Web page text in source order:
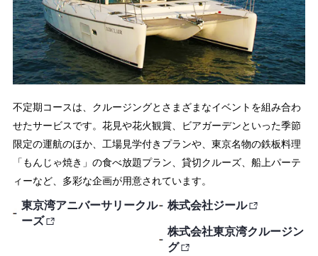
不定期コースは、クルージングとさまざまなイベントを組み合わ
せたサービスです。花見や花火観賞、ビアガーデンといった季節
限定の運航のほか、工場見学付きプランや、東京名物の鉄板料理
「もんじゃ焼き」の食べ放題プラン、貸切クルーズ、船上パーテ
ィーなど、多彩な企画が用意されています。
東京湾アニバーサリークル
ーズ
株式会社ジール
株式会社東京湾クルージン
グ